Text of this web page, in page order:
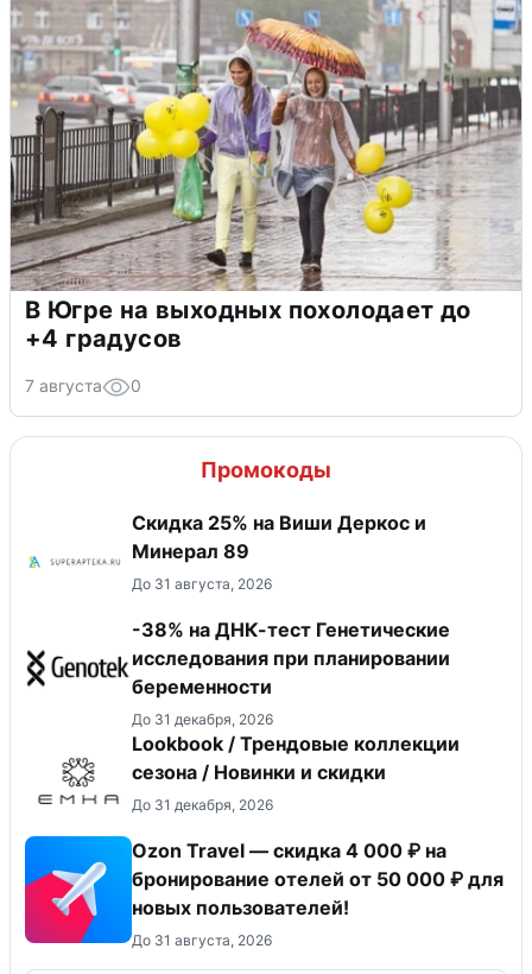
В Югре на выходных похолодает до
+4 градусов
7 августа 0
Промокоды
Скидка 25% на Виши Деркос и
Минерал 89
До 31 августа, 2026
-38% на ДНК-тест Генетические
исследования при планировании
беременности
До 31 декабря, 2026
Lookbook / Трендовые коллекции
сезона / Новинки и скидки
До 31 декабря, 2026
Ozon Travel — скидка 4 000 ₽ на
бронирование отелей от 50 000 ₽ для
новых пользователей!
До 31 августа, 2026